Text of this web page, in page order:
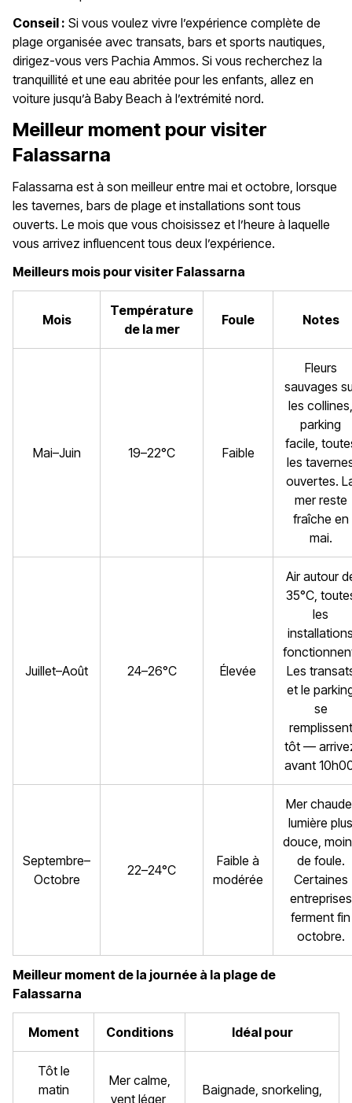
Conseil : Si vous voulez vivre l’expérience complète de
plage organisée avec transats, bars et sports nautiques,
dirigez-vous vers Pachia Ammos. Si vous recherchez la
tranquillité et une eau abritée pour les enfants, allez en
voiture jusqu’à Baby Beach à l’extrémité nord.
Meilleur moment pour visiter
Falassarna
Falassarna est à son meilleur entre mai et octobre, lorsque
les tavernes, bars de plage et installations sont tous
ouverts. Le mois que vous choisissez et l’heure à laquelle
vous arrivez influencent tous deux l’expérience.
Meilleurs mois pour visiter Falassarna
Mois
Température
de la mer
Foule Notes
Mai–Juin 19–22°C Faible
Fleurs
sauvages
les collines,
parking
facile,
les
ouvertes.
mer reste
fraîche en
mai.
Juillet–Août 24–26°C Élevée
Air autour
35°C,
les
Les
et le
se
remplissent
tôt —
avant
Septembre–
Octobre
22–24°C
Faible à
modérée
Mer
lumière plus
douce,
de foule.
Certaines
entreprises
ferment fin
octobre.
Meilleur moment de la journée à la plage de
Falassarna
Moment Conditions Idéal pour
Tôt le
matin
Mer calme,
vent léger,
Baignade, snorkeling,